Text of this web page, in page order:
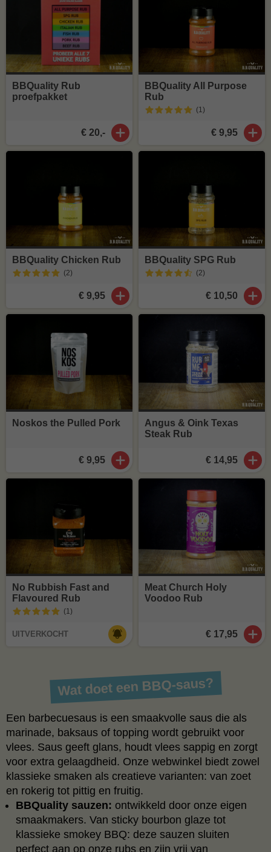
BBQuality Rub
proefpakket
€ 20,-
BBQuality All Purpose
Rub
(1)
€ 9,95
BBQuality Chicken Rub
(2)
€ 9,95
BBQuality SPG Rub
(2)
€ 10,50
Noskos the Pulled Pork
€ 9,95
Angus & Oink Texas
Steak Rub
€ 14,95
No Rubbish Fast and
Flavoured Rub
(1 )
UITVERKOCHT
Meat Church Holy
Voodoo Rub
€ 17,95
Wat doet een BBQ‑saus?
Een barbecuesaus is een smaakvolle saus die als
marinade, baksaus of topping wordt gebruikt voor
vlees. Saus geeft glans, houdt vlees sappig en zorgt
voor extra gelaagdheid. Onze webwinkel biedt zowel
klassieke smaken als creatieve varianten: van zoet
en rokerig tot pittig en fruitig.
BBQuality sauzen: ontwikkeld door onze eigen
smaakmakers. Van sticky bourbon glaze tot
klassieke smokey BBQ: deze sauzen sluiten
perfect aan op onze rubs en zijn vrij van